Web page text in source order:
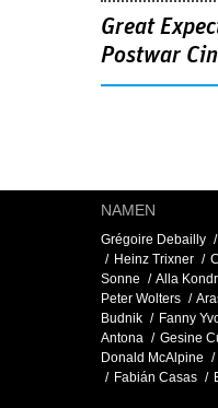
Great
Postwar
NAMEN
Grégoire Debailly
Heinz Trixner
Sonne
Alla
Peter Wolters
Budnik
Fanny
Antona
Gesine
Donald McAlpine
Fabián Casas